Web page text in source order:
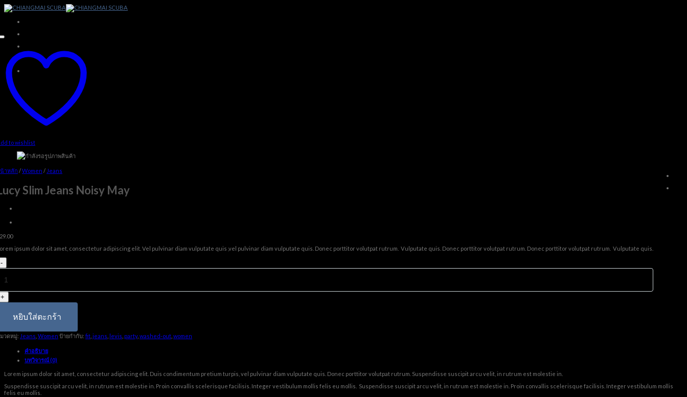
Skip
to
content
to wishlist
าหลัก /Women / Jeans
Slim Jeans Noisy May
29.00
ipsum dolor sit amet, consectetur adipiscing elit. Vel pulvinar diam vulputate quis ,vel pulvinar diam vulputate quis. Donec porttitor volutpat rutrum. Vulputate quis. Donec porttitor volutpat rutrum. Donec porttitor volutpat rutrum. Vulputate quis.
Lucy
Slim
Jeans
ชิ้น
หยิบใส่ตะกร้า
วดหมู่: Jeans Women ป้ายกำกับ: fit jeans levis party, washed-out women
คำอธิบาย
บทวิจารณ์ (0)
Lorem ipsum dolor sit amet, consectetur adipiscing elit. Duis condimentum pretium turpis, vel pulvinar diam vulputate quis. Donec porttitor volutpat rutrum. Suspendisse suscipit arcu velit, in rutrum est molestie in.
Suspendisse suscipit arcu velit, in rutrum est molestie in. Proin convallis scelerisque facilisis. Integer vestibulum mollis felis eu mollis. Suspendisse suscipit arcu velit, in rutrum est molestie in. Proin convallis scelerisque facilisis. Integer vestibulum mollis
felis eu mollis.